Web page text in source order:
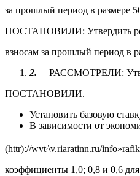
за прошлый период в размере
ПОСТАНОВИЛИ: Утвердить
взносам за прошлый период в
2. РАССМОТРЕЛИ:
ПОСТАНОВИЛИ.
Установить базовую
В зависимости от
(httr)://wvt\v.riaratinn.ru/
коэффициенты 1,0; 0,8 и 0,6 для